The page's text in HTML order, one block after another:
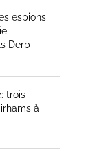
espions
Derb
trois
à